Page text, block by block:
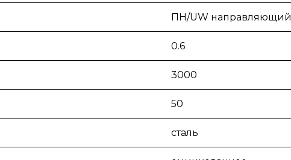
ПН/UW направляющий
0.6
3000
50
сталь